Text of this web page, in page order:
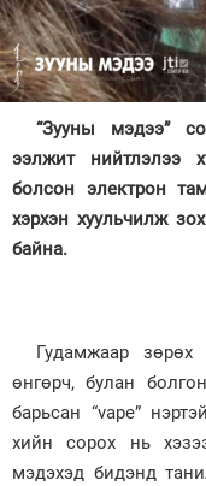
Зурхай
“Зууны мэдээ”
ээлжит нийтлэлээ
болсон электрон
хэрхэн хуульчилж
байна.
Гудамжаар зөрөх
өнгөрч, булан
барьсан “vape”
хийн сорох нь
мэдэхэд бидэнд